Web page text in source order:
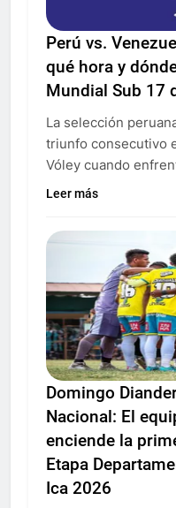
Perú vs.
qué hora y
Mundial Sub 17
La selección
triunfo consecutivo
Vóley cuando
Leer más
Domingo
Nacional: El
enciende la
Etapa
Ica 2026